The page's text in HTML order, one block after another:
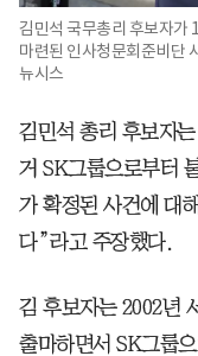
김민석 국무총리 후보자가
마련된 인사청문회준비단
뉴시스
김민석 총리 후보자
거 SK그룹으로부터
가 확정된 사건에 대
다”라고 주장했다.
김 후보자는 2002년
출마하면서 SK그룹